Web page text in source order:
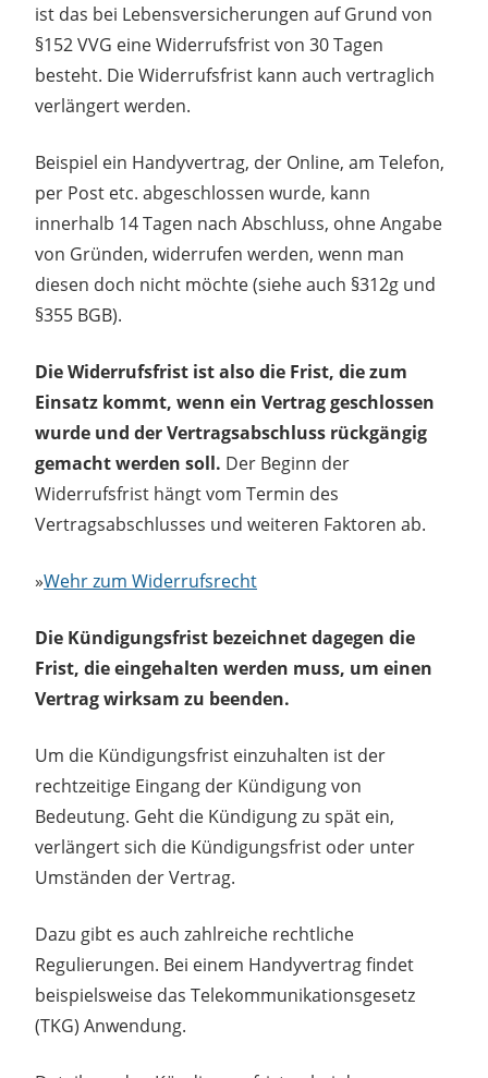
ist das bei Lebensversicherungen auf Grund von
§152 VVG eine Widerrufsfrist von 30 Tagen
besteht. Die Widerrufsfrist kann auch vertraglich
verlängert werden.
Beispiel ein Handyvertrag, der Online, am Telefon,
per Post etc. abgeschlossen wurde, kann
innerhalb 14 Tagen nach Abschluss, ohne Angabe
von Gründen, widerrufen werden, wenn man
diesen doch nicht möchte (siehe auch §312g und
§355 BGB).
Die Widerrufsfrist ist also die Frist, die zum
Einsatz kommt, wenn ein Vertrag geschlossen
wurde und der Vertragsabschluss rückgängig
gemacht werden soll. Der Beginn der
Widerrufsfrist hängt vom Termin des
Vertragsabschlusses und weiteren Faktoren ab.
»Wehr zum Widerrufsrecht
Die Kündigungsfrist bezeichnet dagegen die
Frist, die eingehalten werden muss, um einen
Vertrag wirksam zu beenden.
Um die Kündigungsfrist einzuhalten ist der
rechtzeitige Eingang der Kündigung von
Bedeutung. Geht die Kündigung zu spät ein,
verlängert sich die Kündigungsfrist oder unter
Umständen der Vertrag.
Dazu gibt es auch zahlreiche rechtliche
Regulierungen. Bei einem Handyvertrag findet
beispielsweise das Telekommunikationsgesetz
(TKG) Anwendung.